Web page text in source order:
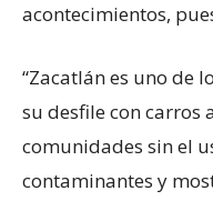
acontecimientos,
“Zacatlán es uno de
su desfile con carros
comunidades sin el
contaminantes y